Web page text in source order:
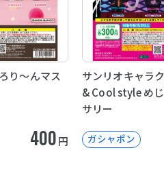
り～んマス
400円
サンリオキャラ
& Cool style め
サリー
ガシャポン